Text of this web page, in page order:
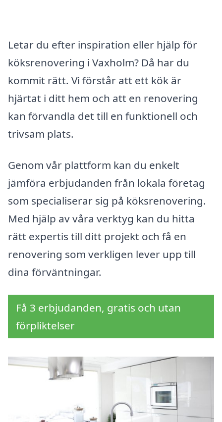
Letar du efter inspiration eller hjälp för
köksrenovering i Vaxholm? Då har du
kommit rätt. Vi förstår att ett kök är
hjärtat i ditt hem och att en renovering
kan förvandla det till en funktionell och
trivsam plats.
Genom vår plattform kan du enkelt
jämföra erbjudanden från lokala företag
som specialiserar sig på köksrenovering.
Med hjälp av våra verktyg kan du hitta
rätt expertis till ditt projekt och få en
renovering som verkligen lever upp till
dina förväntningar.
Få 3 erbjudanden, gratis och utan
förpliktelser